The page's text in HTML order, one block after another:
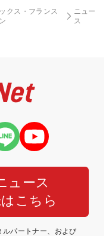
クス・フランス
ニュー
ス
ュース
こちら
パートナー、および